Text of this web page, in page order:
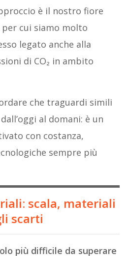
è il nostro fiore
per cui siamo molto
legato anche alla
di CO₂ in ambito
che traguardi simili
al domani: è un
con costanza,
sempre più
scala, materiali
scarti
più difficile da superare